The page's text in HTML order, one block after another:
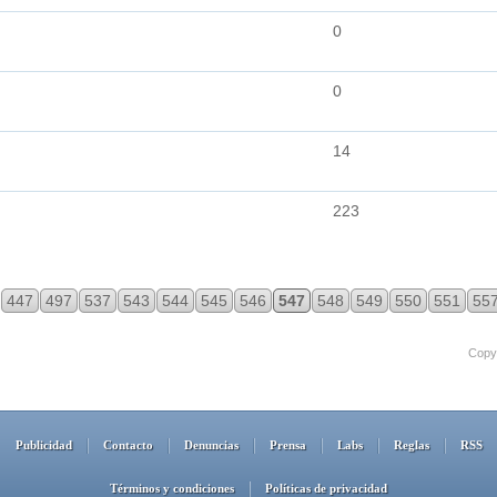
0
0
14
223
447 497 537 543 544 545 546 547 548 549 550 551 557
Publicidad Contacto Denuncias Prensa Labs Reglas RSS
Términos y condiciones Políticas de privacidad